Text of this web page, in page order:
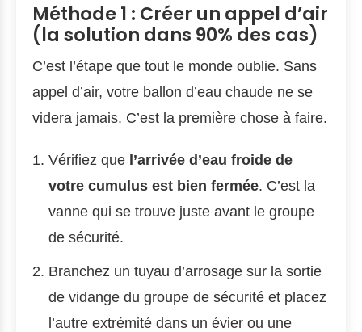
Méthode 1 : Créer un appel d’air
(la solution dans 90% des cas)
C’est l’étape que tout le monde oublie. Sans
appel d’air, votre ballon d’eau chaude ne se
videra jamais. C’est la première chose à faire.
Vérifiez que l’arrivée d’eau froide de
votre cumulus est bien fermée. C’est la
vanne qui se trouve juste avant le groupe
de sécurité.
Branchez un tuyau d’arrosage sur la sortie
de vidange du groupe de sécurité et placez
l’autre extrémité dans un évier ou une